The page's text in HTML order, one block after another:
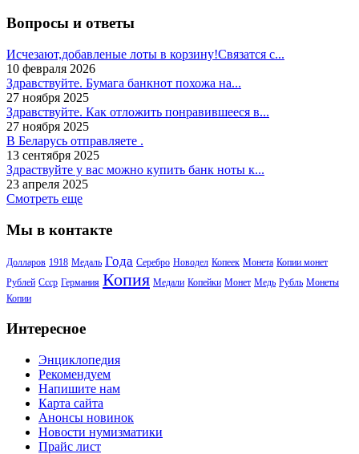
Вопросы и ответы
Исчезают,добавленые лоты в корзину!Связатся с...
10 февраля 2026
Здравствуйте. Бумага банкнот похожа на...
27 ноября 2025
Здравствуйте. Как отложить понравившееся в...
27 ноября 2025
В Беларусь отправляете .
13 сентября 2025
Здраствуйте у вас можно купить банк ноты к...
23 апреля 2025
Смотреть еще
Мы в контакте
Долларов 1918 Медаль Года Серебро Новодел Копеек Монета Копии монет
Рублей Ссср Германия Копия Медали Копейки Монет Медь Рубль Монеты
Копии
Интересное
Энциклопедия
Рекомендуем
Напишите нам
Карта сайта
Анонсы новинок
Новости нумизматики
Прайс лист